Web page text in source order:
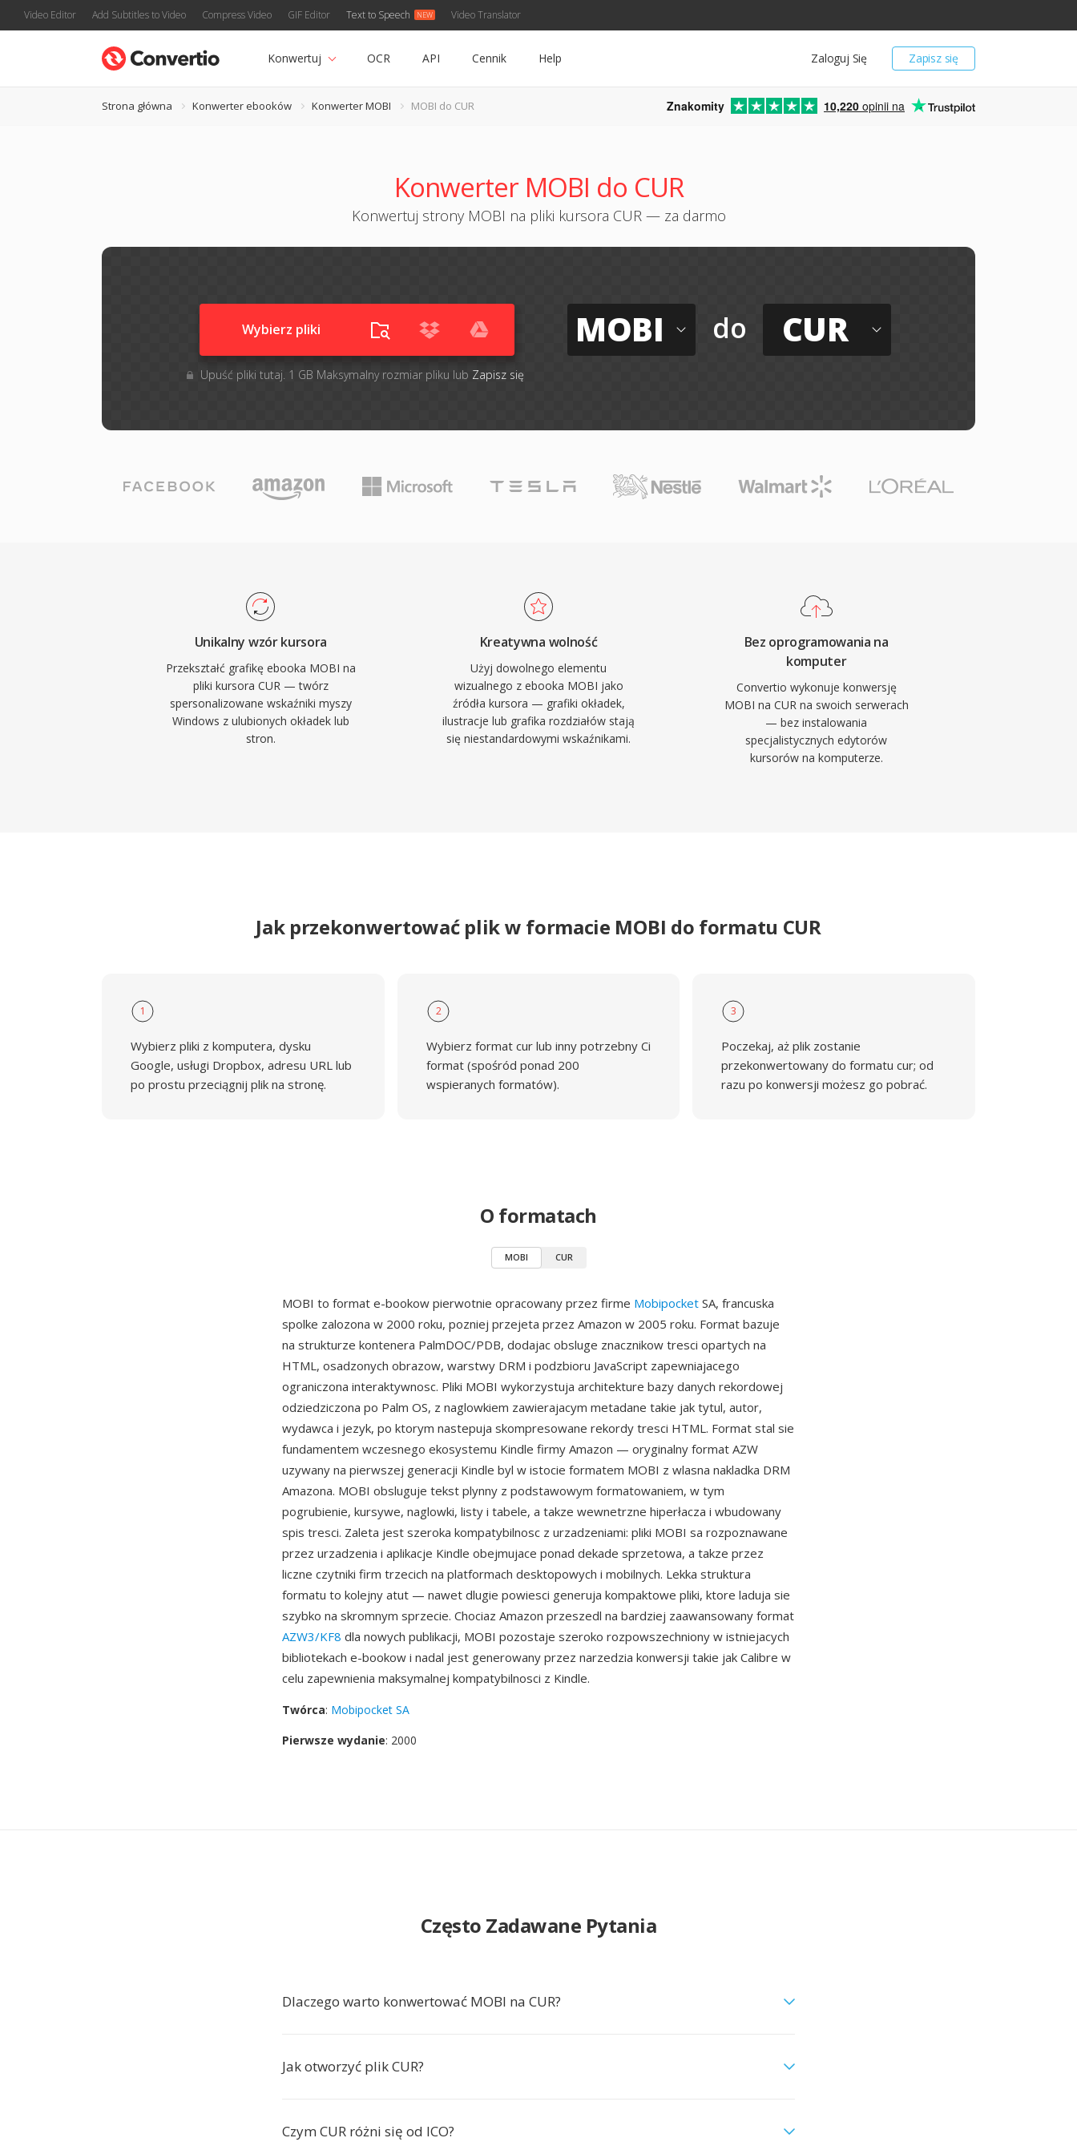
Video Editor Add Subtitles to Video Compress Video GIF Editor Text to Speech Video Translator
Zapisz się
Zaloguj Się
Konwertuj OCR API Cennik Help
Strona główna Konwerter ebooków Konwerter MOBI MOBI do CUR Znakomity 10,220 opinii na
Konwerter MOBI do CUR
Konwertuj strony MOBI na pliki kursora CUR — za darmo
Wybierz pliki
Upuść pliki tutaj. 1 GB Maksymalny rozmiar pliku lub Zapisz się
MOBI do CUR
Unikalny wzór kursora
Przekształć grafikę ebooka MOBI na
pliki kursora CUR — twórz
spersonalizowane wskaźniki myszy
Windows z ulubionych okładek lub
stron.
Kreatywna wolność
Użyj dowolnego elementu
wizualnego z ebooka MOBI jako
źródła kursora — grafiki okładek,
ilustracje lub grafika rozdziałów stają
się niestandardowymi wskaźnikami.
Bez oprogramowania na
komputer
Convertio wykonuje konwersję
MOBI na CUR na swoich serwerach
— bez instalowania
specjalistycznych edytorów
kursorów na komputerze.
Jak przekonwertować plik w formacie MOBI do formatu CUR
1
Wybierz pliki z komputera, dysku
Google, usługi Dropbox, adresu URL lub
po prostu przeciągnij plik na stronę.
2
Wybierz format cur lub inny potrzebny Ci
format (spośród ponad 200
wspieranych formatów).
3
Poczekaj, aż plik zostanie
przekonwertowany do formatu cur; od
razu po konwersji możesz go pobrać.
O formatach
MOBI CUR
MOBI to format e-bookow pierwotnie opracowany przez firme Mobipocket SA, francuska
spolke zalozona w 2000 roku, pozniej przejeta przez Amazon w 2005 roku. Format bazuje
na strukturze kontenera PalmDOC/PDB, dodajac obsluge znacznikow tresci opartych na
HTML, osadzonych obrazow, warstwy DRM i podzbioru JavaScript zapewniajacego
ograniczona interaktywnosc. Pliki MOBI wykorzystuja architekture bazy danych rekordowej
odziedziczona po Palm OS, z naglowkiem zawierajacym metadane takie jak tytul, autor,
wydawca i jezyk, po ktorym nastepuja skompresowane rekordy tresci HTML. Format stal sie
fundamentem wczesnego ekosystemu Kindle firmy Amazon — oryginalny format AZW
uzywany na pierwszej generacji Kindle byl w istocie formatem MOBI z wlasna nakladka DRM
Amazona. MOBI obsluguje tekst plynny z podstawowym formatowaniem, w tym
pogrubienie, kursywe, naglowki, listy i tabele, a takze wewnetrzne hiperłacza i wbudowany
spis tresci. Zaleta jest szeroka kompatybilnosc z urzadzeniami: pliki MOBI sa rozpoznawane
przez urzadzenia i aplikacje Kindle obejmujace ponad dekade sprzetowa, a takze przez
liczne czytniki firm trzecich na platformach desktopowych i mobilnych. Lekka struktura
formatu to kolejny atut — nawet dlugie powiesci generuja kompaktowe pliki, ktore laduja sie
szybko na skromnym sprzecie. Chociaz Amazon przeszedl na bardziej zaawansowany format
AZW3/KF8 dla nowych publikacji, MOBI pozostaje szeroko rozpowszechniony w istniejacych
bibliotekach e-bookow i nadal jest generowany przez narzedzia konwersji takie jak Calibre w
celu zapewnienia maksymalnej kompatybilnosci z Kindle.
Twórca: Mobipocket SA
Pierwsze wydanie: 2000
Często Zadawane Pytania
Dlaczego warto konwertować MOBI na CUR?
Jak otworzyć plik CUR?
Czym CUR różni się od ICO?